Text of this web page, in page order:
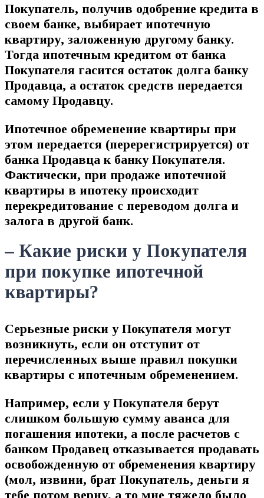
Покупатель, получив одобрение кредита в
своем банке, выбирает ипотечную
квартиру, заложенную другому банку.
Тогда ипотечным кредитом от банка
Покупателя гасится остаток долга банку
Продавца, а остаток средств передается
самому Продавцу.
Ипотечное обременение квартиры при
этом передается (перерегистрируется) от
банка Продавца к банку Покупателя.
Фактически, при продаже ипотечной
квартиры в ипотеку происходит
перекредитование с переводом долга и
залога в другой банк.
– Какие риски у Покупателя
при покупке ипотечной
квартиры?
Серьезные риски у Покупателя могут
возникнуть, если он отступит от
перечисленных выше правил покупки
квартиры с ипотечным обременением.
Например, если у Покупателя берут
слишком большую сумму аванса для
погашения ипотеки, а после расчетов с
банком Продавец отказывается продавать
освобожденную от обременения квартиру
(мол, извини, брат Покупатель, деньги я
тебе потом верну, а то мне тяжело было